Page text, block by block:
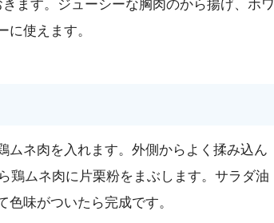
ます。ジューシーな胸肉のから揚げ、ホワ
使えます。
ムネ肉を入れます。外側からよく揉み込ん
鶏ムネ肉に片栗粉をまぶします。サラダ油
味がついたら完成です。